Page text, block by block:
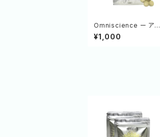
Omniscience ー アマ
テラス 【サンプル】(40
粒 約10日分)
¥1,000